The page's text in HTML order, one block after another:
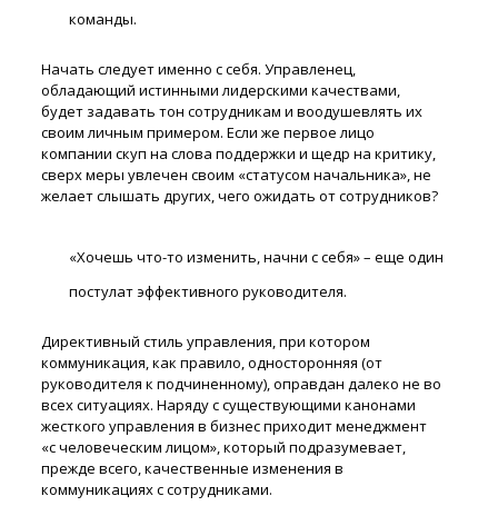
команды.
Начать следует именно с себя. Управленец,
обладающий истинными лидерскими качествами,
будет задавать тон сотрудникам и воодушевлять их
своим личным примером. Если же первое лицо
компании скуп на слова поддержки и щедр на критику,
сверх меры увлечен своим «статусом начальника», не
желает слышать других, чего ожидать от сотрудников?
«Хочешь что-то изменить, начни с себя» – еще один
постулат эффективного руководителя.
Директивный стиль управления, при котором
коммуникация, как правило, односторонняя (от
руководителя к подчиненному), оправдан далеко не во
всех ситуациях. Наряду с существующими канонами
жесткого управления в бизнес приходит менеджмент
«с человеческим лицом», который подразумевает,
прежде всего, качественные изменения в
коммуникациях с сотрудниками.